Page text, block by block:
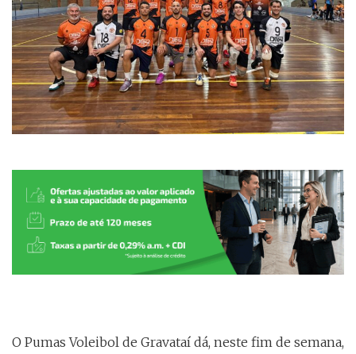
O Pumas Voleibol de Gravataí dá, neste fim de semana,